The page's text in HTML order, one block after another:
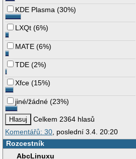
KDE Plasma (30%)
LXQt (6%)
MATE (6%)
TDE (2%)
Xfce (15%)
jiné/žádné (23%)
Celkem 2364 hlasů
Komentářů: 30, poslední 3.4. 20:20
Rozcestník
AbcLinuxu